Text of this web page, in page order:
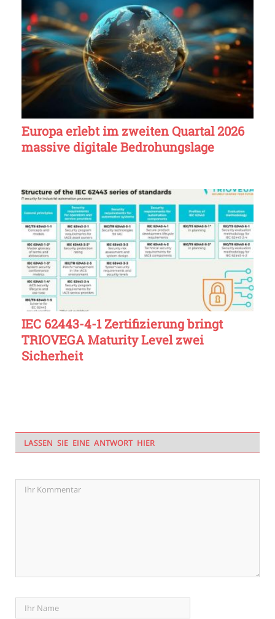
Europa erlebt im zweiten Quartal 2026
massive digitale Bedrohungslage
IEC 62443-4-1 Zertifizierung bringt
TRIOVEGA Maturity Level zwei
Sicherheit
LASSEN SIE EINE ANTWORT HIER